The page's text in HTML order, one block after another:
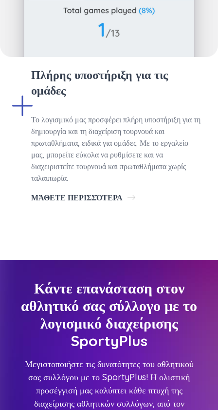
Πλήρης υποστήριξη για τις
ομάδες
Το λογισμικό μας προσφέρει πλήρη υποστήριξη για τη
δημιουργία και τη διαχείριση τουρνουά και
πρωταθλήματα, ειδικά για ομάδες. Με το εργαλείο
μας, μπορείτε εύκολα να ρυθμίσετε και να
διαχειριστείτε τουρνουά και πρωταθλήματα χωρίς
ταλαιπωρία.
ΜΆΘΕΤΕ ΠΕΡΙΣΣΌΤΕΡΑ
Κάντε επανάσταση στον
αθλητικό σας σύλλογο με το
λογισμικό διαχείρισης
SportyPlus
Μεγιστοποιήστε τις δυνατότητες του αθλητικού
σας συλλόγου με το SportyPlus! Η ολιστική
προσέγγισή μας καλύπτει κάθε πτυχή της
διαχείρισης αθλητικών συλλόγων, από τον